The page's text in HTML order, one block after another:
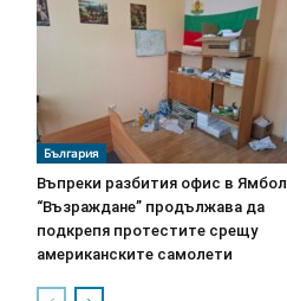
България
Въпреки разбития офис в Ямбол
“Възраждане” продължава да
подкрепя протестите срещу
американските самолети